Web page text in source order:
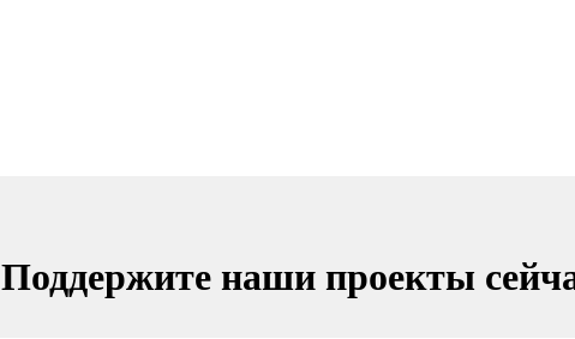
Поддержите наши проекты